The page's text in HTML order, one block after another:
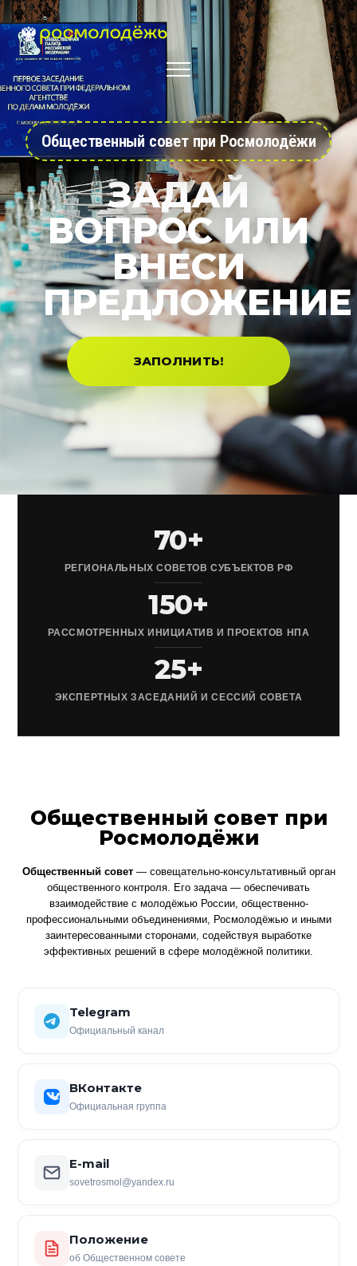
Общественный совет при Росмолодёжи
ЗАДАЙ
ВОПРОС ИЛИ
ВНЕСИ
ПРЕДЛОЖЕНИЕ
ЗАПОЛНИТЬ!
70+
РЕГИОНАЛЬНЫХ СОВЕТОВ СУБЪЕКТОВ РФ
150+
РАССМОТРЕННЫХ ИНИЦИАТИВ И ПРОЕКТОВ НПА
25+
ЭКСПЕРТНЫХ ЗАСЕДАНИЙ И СЕССИЙ СОВЕТА
Общественный совет при
Росмолодёжи
Общественный совет— совещательно-консультативный орган
общественного контроля. Его задача — обеспечивать
взаимодействие с молодёжью России, общественно-
профессиональными объединениями, Росмолодёжью и иными
заинтересованными сторонами, содействуя выработке
эффективных решений в сфере молодёжной политики.
Telegram
Официальный канал
ВКонтакте
Официальная группа
E-mail
sovetrosmol@yandex.ru
Положение
об Общественном совете